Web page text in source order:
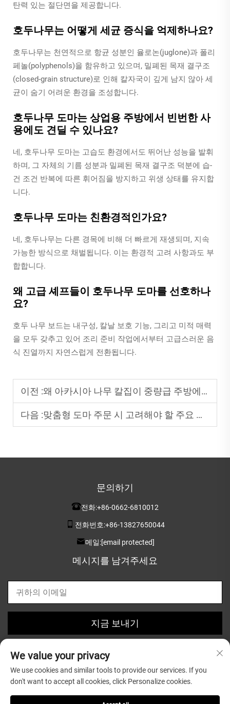
탄력 있는 절단면을 제공합니다.
호두나무는 어떻게 세균 증식을 억제하나요?
호두나무는 천연적으로 항균 성분인 율로논(juglone)과 폴리
페놀(polyphenols)을 함유하고 있으며, 밀폐된 목재 결구조
(closed-grain structure)로 인해 칼자국이 깊게 남지 않아 세
균이 숨기 어려운 환경을 조성합니다.
호두나무 도마는 상업용 주방에서 빈번한 사
용에도 견딜 수 있나요?
네, 호두나무 도마는 고습도 환경에서도 뛰어난 성능을 발휘
하며, 그 자체의 기름 성분과 밀폐된 목재 결구조 덕분에 습-
건 조건 반복에 따른 휘어짐을 방지하고 위생 상태를 유지합
니다.
호두나무 도마는 친환경적인가요?
네, 호두나무는 다른 경목에 비해 더 빠르게 재생되며, 지속
가능한 방식으로 채벌됩니다. 이는 환경적 고려 사항과도 부
합합니다.
왜 고급 셰프들이 호두나무 도마를 선호하나
요?
호두 나무 보드는 내구성, 칼날 보호 기능, 그리고 미적 매력
을 모두 갖추고 있어 조리 준비 작업에서부터 고급스러운 음
식 진열까지 자연스럽게 전환됩니다.
이전 :왜 아카시아 나무 칼집이 중량급 주방에서 뛰어난 성능을 발휘하는가
다음 :맞춤형 도마 주문 시 고려해야 할 주요 사양
문의하기
전화:+86-0662-6810012
전화번호:+86-13827650044
메일:[email protected]
메시지를 남겨주세요
지금 보내기
Co.,Ltd. 소유 |
개인정보 보호정책
We value your privacy
We use cookies and similar tools to provide our services. If you
don't want to accept all cookies, click Personalize cookies.